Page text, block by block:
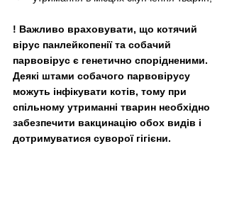
! Важливо враховувати, що котячий
вірус панлейкопенії та собачий
парвовірус є генетично спорідненими.
Деякі штами собачого парвовірусу
можуть інфікувати котів, тому при
спільному утриманні тварин необхідно
забезпечити вакцинацію обох видів і
дотримуватися суворої гігієни.